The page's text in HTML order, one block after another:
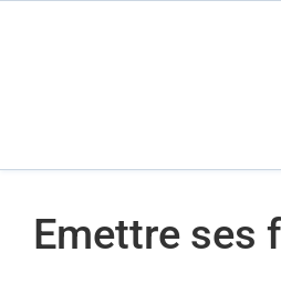
Emettre ses